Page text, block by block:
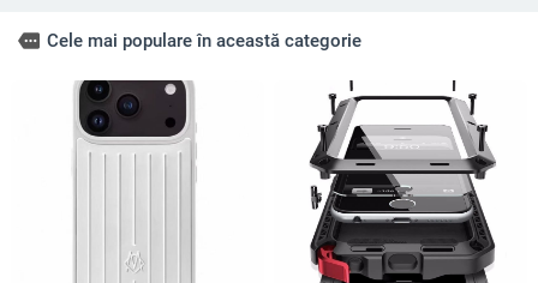
more Cele mai populare în această categorie